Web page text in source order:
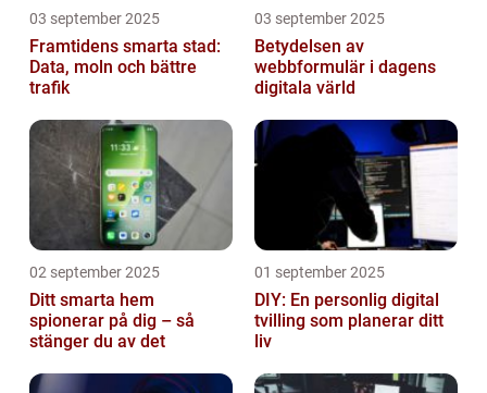
03 september 2025
Framtidens smarta stad:
Data, moln och bättre
trafik
03 september 2025
Betydelsen av
webbformulär i dagens
digitala värld
02 september 2025
Ditt smarta hem
spionerar på dig – så
stänger du av det
01 september 2025
DIY: En personlig digital
tvilling som planerar ditt
liv